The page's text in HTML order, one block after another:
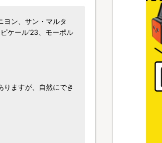
ン、サン・マルタ
ケール’23、モーポル
ますが、自然にでき